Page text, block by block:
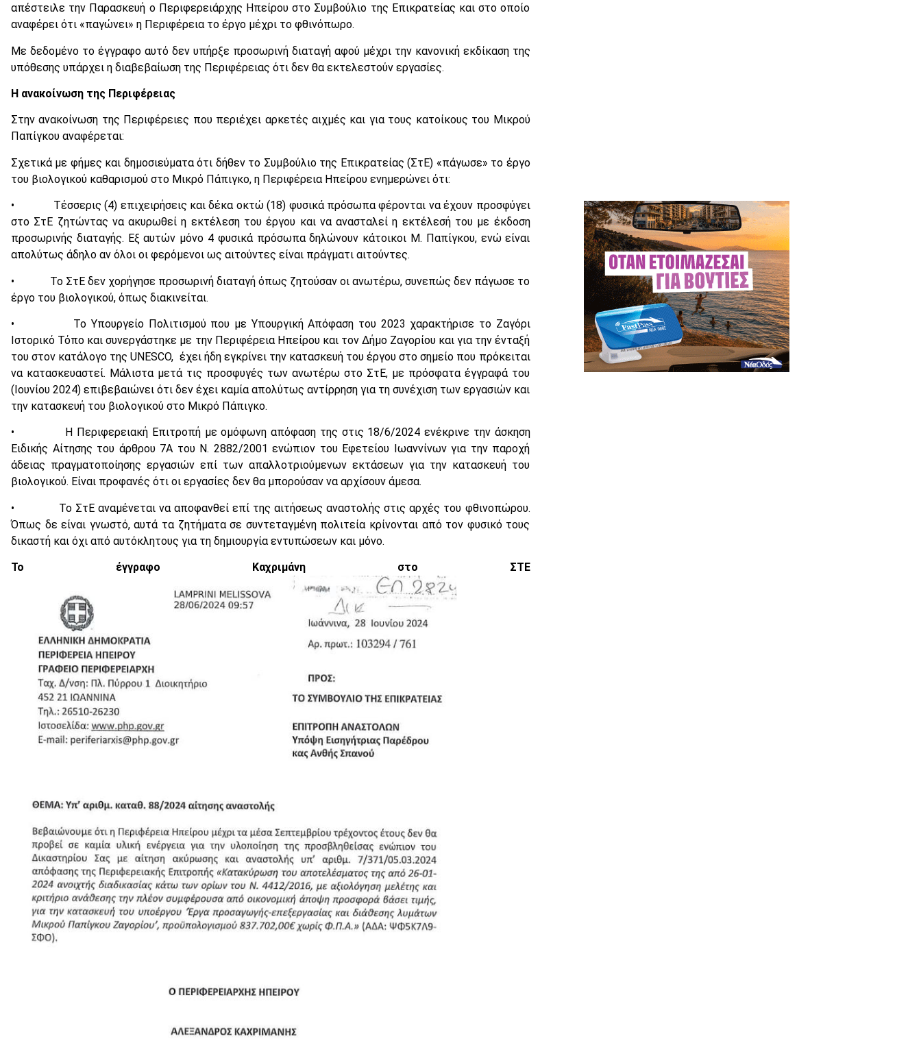
απέστειλε την Παρασκευή ο Περιφερειάρχης Ηπείρου στο Συμβούλιο της Επικρατείας και στο οποίο
αναφέρει ότι «παγώνει» η Περιφέρεια το έργο μέχρι το φθινόπωρο.
Με δεδομένο το έγγραφο αυτό δεν υπήρξε προσωρινή διαταγή αφού μέχρι την κανονική εκδίκαση της
υπόθεσης υπάρχει η διαβεβαίωση της Περιφέρειας ότι δεν θα εκτελεστούν εργασίες.
Η ανακοίνωση της Περιφέρειας
Στην ανακοίνωση της Περιφέρειες που περιέχει αρκετές αιχμές και για τους κατοίκους του Μικρού
Παπίγκου αναφέρεται:
Σχετικά με φήμες και δημοσιεύματα ότι δήθεν το Συμβούλιο της Επικρατείας (ΣτΕ) «πάγωσε» το έργο
του βιολογικού καθαρισμού στο Μικρό Πάπιγκο, η Περιφέρεια Ηπείρου ενημερώνει ότι:
• Τέσσερις (4) επιχειρήσεις και δέκα οκτώ (18) φυσικά πρόσωπα φέρονται να έχουν προσφύγει
στο ΣτΕ ζητώντας να ακυρωθεί η εκτέλεση του έργου και να ανασταλεί η εκτέλεσή του με έκδοση
προσωρινής διαταγής. Εξ αυτών μόνο 4 φυσικά πρόσωπα δηλώνουν κάτοικοι Μ. Παπίγκου, ενώ είναι
απολύτως άδηλο αν όλοι οι φερόμενοι ως αιτούντες είναι πράγματι αιτούντες.
• Το ΣτΕ δεν χορήγησε προσωρινή διαταγή όπως ζητούσαν οι ανωτέρω, συνεπώς δεν πάγωσε το
έργο του βιολογικού, όπως διακινείται.
• Το Υπουργείο Πολιτισμού που με Υπουργική Απόφαση του 2023 χαρακτήρισε το Ζαγόρι
Ιστορικό Τόπο και συνεργάστηκε με την Περιφέρεια Ηπείρου και τον Δήμο Ζαγορίου και για την ένταξή
του στον κατάλογο της UNESCO, έχει ήδη εγκρίνει την κατασκευή του έργου στο σημείο που πρόκειται
να κατασκευαστεί. Μάλιστα μετά τις προσφυγές των ανωτέρω στο ΣτΕ, με πρόσφατα έγγραφά του
(Ιουνίου 2024) επιβεβαιώνει ότι δεν έχει καμία απολύτως αντίρρηση για τη συνέχιση των εργασιών και
την κατασκευή του βιολογικού στο Μικρό Πάπιγκο.
• Η Περιφερειακή Επιτροπή με ομόφωνη απόφαση της στις 18/6/2024 ενέκρινε την άσκηση
Ειδικής Αίτησης του άρθρου 7Α του Ν. 2882/2001 ενώπιον του Εφετείου Ιωαννίνων για την παροχή
άδειας πραγματοποίησης εργασιών επί των απαλλοτριούμενων εκτάσεων για την κατασκευή του
βιολογικού. Είναι προφανές ότι οι εργασίες δεν θα μπορούσαν να αρχίσουν άμεσα.
• Το ΣτΕ αναμένεται να αποφανθεί επί της αιτήσεως αναστολής στις αρχές του φθινοπώρου.
Όπως δε είναι γνωστό, αυτά τα ζητήματα σε συντεταγμένη πολιτεία κρίνονται από τον φυσικό τους
δικαστή και όχι από αυτόκλητους για τη δημιουργία εντυπώσεων και μόνο.
Το έγγραφο Καχριμάνη στο ΣΤΕ